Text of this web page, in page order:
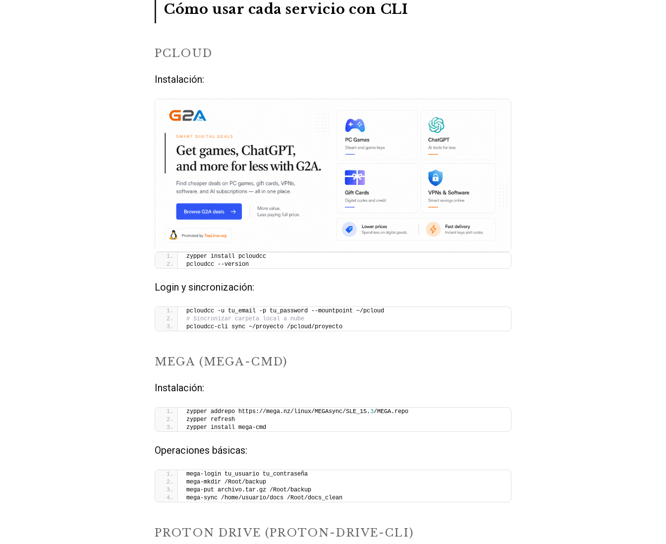
Cómo usar cada servicio con CLI
PCLOUD
Instalación:
zypper install pcloudcc
pcloudcc --version
Login y sincronización:
pcloudcc -u tu_email -p tu_password --mountpoint ~/pcloud
# Sincronizar carpeta local a nube
pcloudcc-cli sync ~/proyecto /pcloud/proyecto
MEGA (MEGA-CMD)
Instalación:
zypper addrepo https://mega.nz/linux/MEGAsync/SLE_15. 3/MEGA.repo
zypper refresh
zypper install mega-cmd
Operaciones básicas:
mega-login tu_usuario tu_contraseña
mega-mkdir /Root/backup
mega-put archivo.tar.gz /Root/backup
mega-sync /home/usuario/docs /Root/docs_clean
PROTON DRIVE (PROTON-DRIVE-CLI)